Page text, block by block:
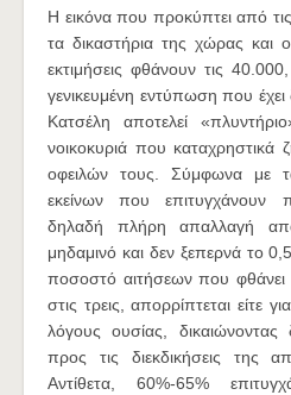
Η εικόνα που προκύπτει από
τα δικαστήρια της χώρας και
εκτιμήσεις φθάνουν τις
γενικευμένη εντύπωση που έχει
Κατσέλη αποτελεί
νοικοκυριά που καταχρηστικά
οφειλών τους. Σύμφωνα με
εκείνων που επιτυγχάνουν
δηλαδή πλήρη απαλλαγή
μηδαμινό και δεν ξεπερνά το
ποσοστό αιτήσεων που
στις τρεις, απορρίπτεται είτε
λόγους ουσίας,
προς τις διεκδικήσεις της
Αντίθετα, 60%-65%